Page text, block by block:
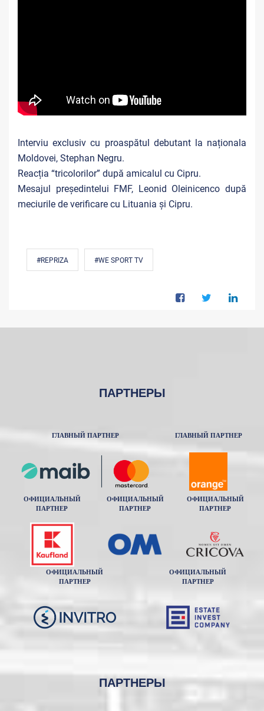
Interviu exclusiv cu proaspătul debutant la naționala
Moldovei, Stephan Negru.
Reacția “tricolorilor” după amicalul cu Cipru.
Mesajul președintelui FMF, Leonid Oleinicenco după
meciurile de verificare cu Lituania și Cipru.
#REPRIZA #WE SPORT TV
ПАРТНЕРЫ
ГЛАВНЫЙ ПАРТНЕР ГЛАВНЫЙ ПАРТНЕР
ОФИЦИАЛЬНЫЙ
ПАРТНЕР
ОФИЦИАЛЬНЫЙ
ПАРТНЕР
ОФИЦИАЛЬНЫЙ
ПАРТНЕР
ОФИЦИАЛЬНЫЙ
ПАРТНЕР
ОФИЦИАЛЬНЫЙ
ПАРТНЕР
ПАРТНЕРЫ